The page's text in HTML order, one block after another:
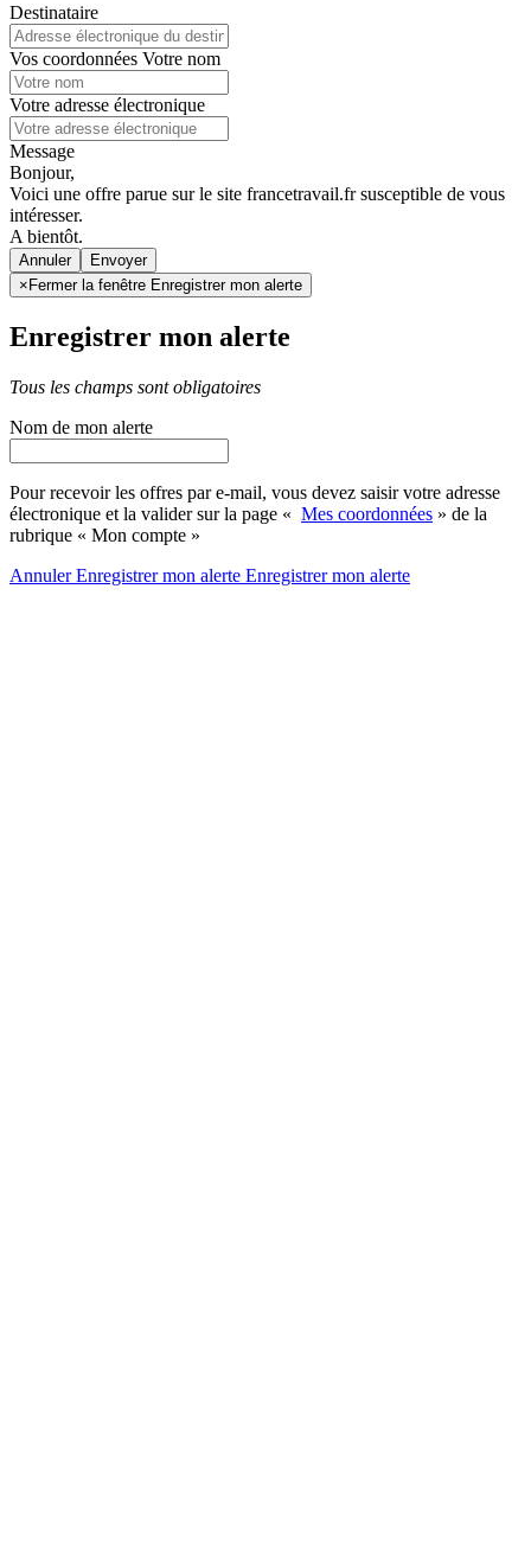
Destinataire
Vos coordonnées Votre nom
Votre adresse électronique
Message
Bonjour,
Voici une offre parue sur le site francetravail.fr susceptible de vous
intéresser.
A bientôt.
Annuler
× Fermer la fenêtre Enregistrer mon alerte
Enregistrer mon alerte
Tous les champs sont obligatoires
Nom de mon alerte
Pour recevoir les offres par e-mail, vous devez saisir votre adresse
électronique et la valider sur la page « Mes coordonnées » de la
rubrique « Mon compte »
AnnulerEnregistrer mon alerte Enregistrermon alerte